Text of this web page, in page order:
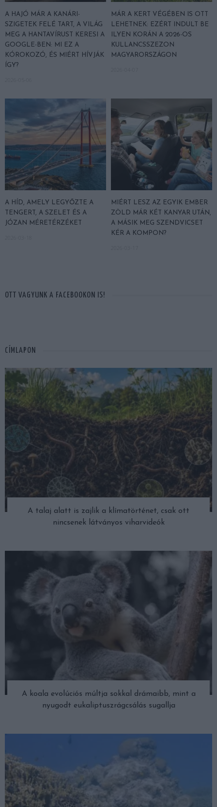
A HAJÓ MÁR A KANÁRI-
SZIGETEK FELÉ TART, A VILÁG
MEG A HANTAVÍRUST KERESI A
GOOGLE-BEN: MI EZ A
KÓROKOZÓ, ÉS MIÉRT HÍVJÁK
ÍGY?
MÁR A KERT VÉGÉBEN IS OTT
LEHETNEK: EZÉRT INDULT BE
ILYEN KORÁN A 2026-OS
KULLANCSSZEZON
MAGYARORSZÁGON
A HÍD, AMELY LEGYŐZTE A
TENGERT, A SZELET ÉS A
JÓZAN MÉRETÉRZÉKET
MIÉRT LESZ AZ EGYIK EMBER
ZÖLD MÁR KÉT KANYAR UTÁN,
A MÁSIK MEG SZENDVICSET
KÉR A KOMPON?
OTT VAGYUNK A FACEBOOKON IS!
CÍMLAPON
A talaj alatt is zajlik a klímatörténet, csak ott
nincsenek látványos viharvideók
A koala evolúciós múltja sokkal drámaibb, mint a
nyugodt eukaliptuszrágcsálás sugallja